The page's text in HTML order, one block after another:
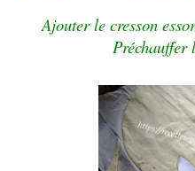
Ajouter le cresson
Préchauffer